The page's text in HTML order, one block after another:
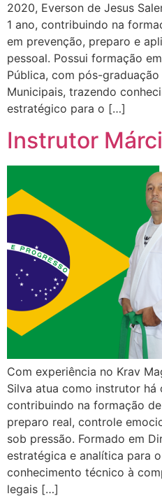
2020, Everson de Jesus
1 ano, contribuindo na
em prevenção, preparo e
pessoal. Possui formação
Pública, com pós-
Municipais, trazendo
estratégico para o […]
Instrutor
Com experiência no Krav
Silva atua como instrutor há
contribuindo na formação
preparo real, controle
sob pressão. Formado em
estratégica e analítica para
conhecimento técnico à
legais […]